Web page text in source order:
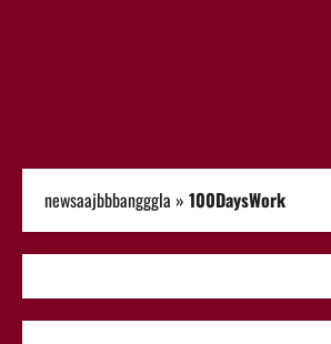
newsaajbbbangggla » 100DaysWork